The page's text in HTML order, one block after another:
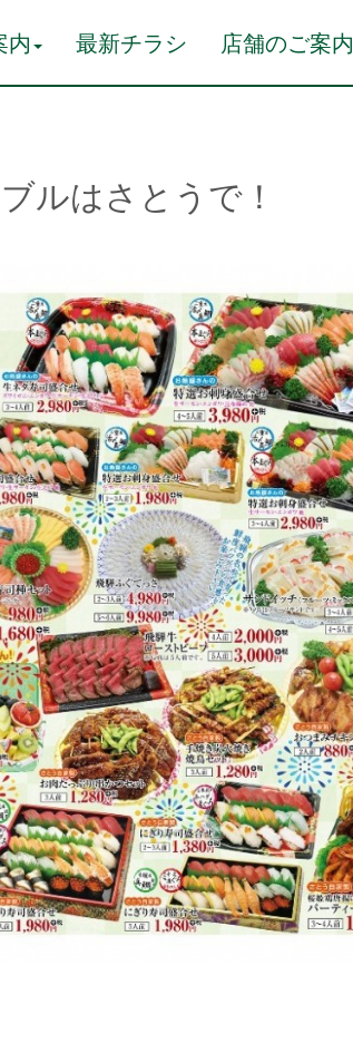
内 最新チラシ 店舗のご案内
ルはさとうで！